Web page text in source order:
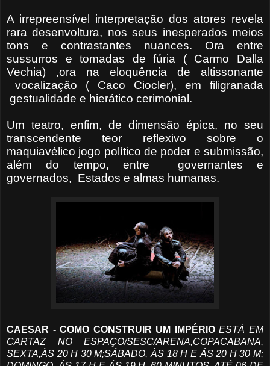
A irrepreensível interpretação dos atores revela
rara desenvoltura, nos seus inesperados meios
tons e contrastantes nuances. Ora entre
sussurros e tomadas de fúria ( Carmo Dalla
Vechia) ,ora na eloquência de altissonante
vocalização ( Caco Ciocler), em filigranada
gestualidade e hierático cerimonial.
Um teatro, enfim, de dimensão épica, no seu
transcendente teor reflexivo sobre o
maquiavélico jogo político de poder e submissão,
além do tempo, entre governantes e
governados, Estados e almas humanas.
CAESAR - COMO CONSTRUIR UM IMPÉRIO ESTÁ EM
CARTAZ NO ESPAÇO/SESC/ARENA,COPACABANA,
SEXTA,ÀS 20 H 30 M;SÁBADO, ÀS 18 H E ÁS 20 H 30 M;